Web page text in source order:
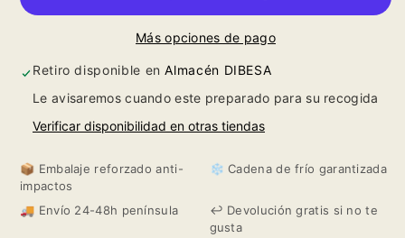
Muga
2025
Muga
Blanco
2025
Más opciones de pago
Retiro disponible enAlmacén DIBESA
Le avisaremos cuando este preparado para su recogida
Verificar disponibilidad en otras tiendas
📦 Embalaje reforzado anti-
impactos
❄️ Cadena de frío garantizada
🚚 Envío 24-48h península
↩️ Devolución gratis si no te
gusta